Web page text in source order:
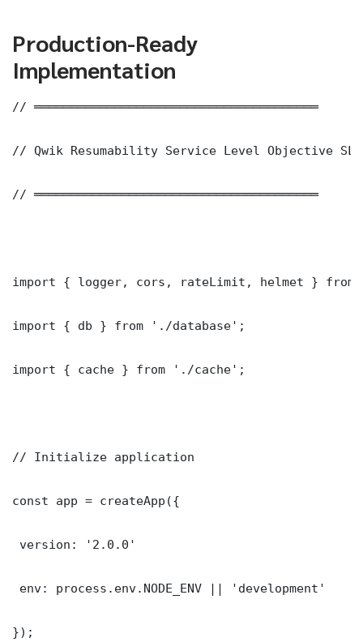
Production-Ready
Implementation
// ═══════════════════════════════════════
// Qwik Resumability Service Level Objective
// ═══════════════════════════════════════
import { logger, cors, rateLimit, helmet } from
import { db } from './database';
import { cache } from './cache';
// Initialize application
const app = createApp({
version: '2.0.0'
env: process.env.NODE_ENV || 'development'
});